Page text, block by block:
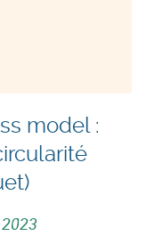
model :